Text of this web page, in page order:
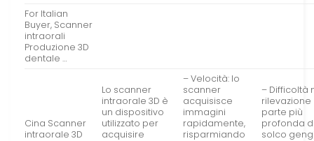
For Italian
Buyer, Scanner
intraorali
Produzione 3D
dentale …
Cina Scanner
intraorale 3D
Lo scanner
intraorale 3D è
un dispositivo
utilizzato per
acquisire
– Velocità: lo
scanner
acquisisce
immagini
rapidamente,
risparmiando
– Difficoltà
parte più
profonda
solco